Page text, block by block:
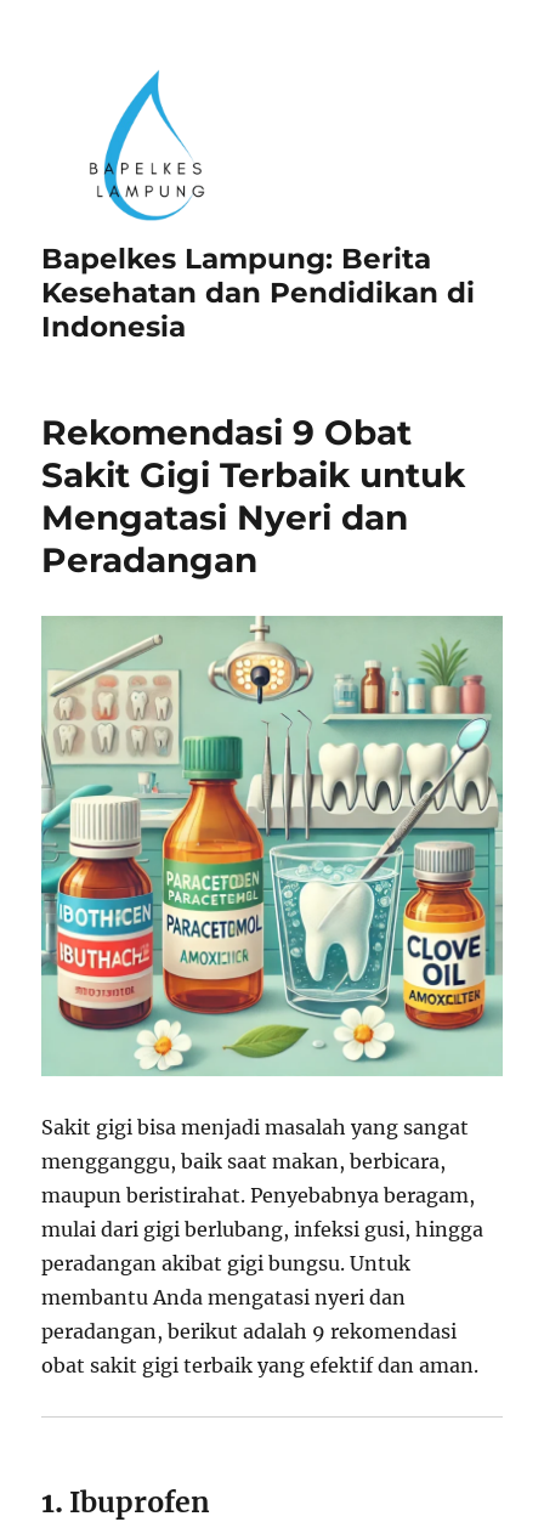
Bapelkes Lampung: Berita
Kesehatan dan Pendidikan di
Indonesia
Rekomendasi 9 Obat
Sakit Gigi Terbaik untuk
Mengatasi Nyeri dan
Peradangan
Sakit gigi bisa menjadi masalah yang sangat
mengganggu, baik saat makan, berbicara,
maupun beristirahat. Penyebabnya beragam,
mulai dari gigi berlubang, infeksi gusi, hingga
peradangan akibat gigi bungsu. Untuk
membantu Anda mengatasi nyeri dan
peradangan, berikut adalah 9 rekomendasi
obat sakit gigi terbaik yang efektif dan aman.
1. Ibuprofen